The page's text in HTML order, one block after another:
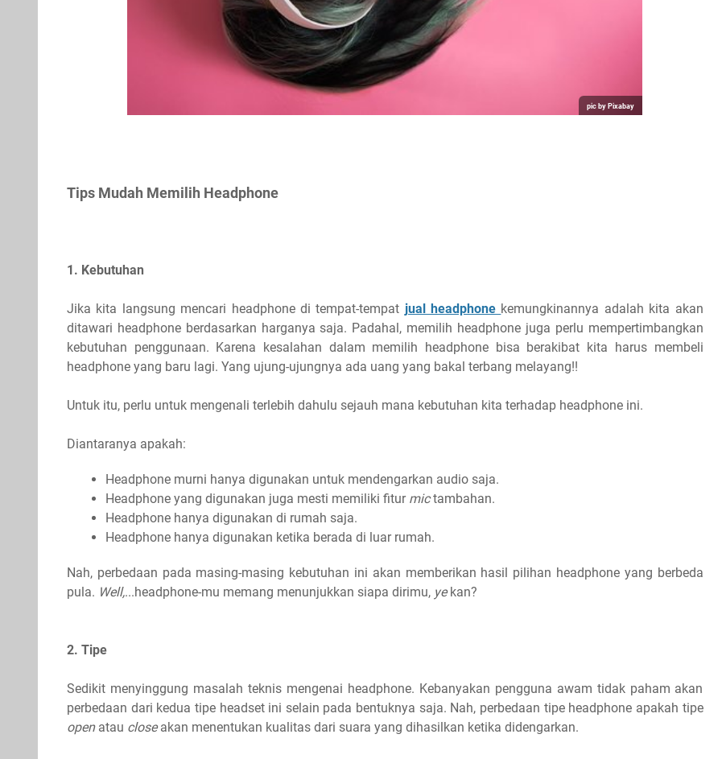
pic by Pixabay
Tips Mudah Memilih Headphone
1. Kebutuhan
Jika kita langsung mencari headphone di tempat-tempat jual headphone kemungkinannya adalah kita akan
ditawari headphone berdasarkan harganya saja. Padahal, memilih headphone juga perlu mempertimbangkan
kebutuhan penggunaan. Karena kesalahan dalam memilih headphone bisa berakibat kita harus membeli
headphone yang baru lagi. Yang ujung-ujungnya ada uang yang bakal terbang melayang!!
Untuk itu, perlu untuk mengenali terlebih dahulu sejauh mana kebutuhan kita terhadap headphone ini.
Diantaranya apakah:
Headphone murni hanya digunakan untuk mendengarkan audio saja.
Headphone yang digunakan juga mesti memiliki fitur mictambahan.
Headphone hanya digunakan di rumah saja.
Headphone hanya digunakan ketika berada di luar rumah.
Nah, perbedaan pada masing-masing kebutuhan ini akan memberikan hasil pilihan headphone yang berbeda
pula. Well,...headphone-mu memang menunjukkan siapa dirimu, yekan?
2. Tipe
Sedikit menyinggung masalah teknis mengenai headphone. Kebanyakan pengguna awam tidak paham akan
perbedaan dari kedua tipe headset ini selain pada bentuknya saja. Nah, perbedaan tipe headphone apakah tipe
openatau closeakan menentukan kualitas dari suara yang dihasilkan ketika didengarkan.